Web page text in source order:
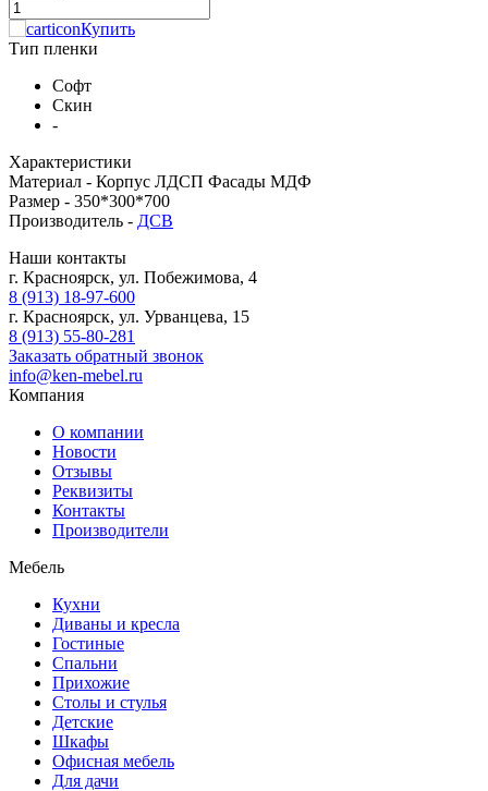
Купить
Тип пленки
Софт
Скин
-
Характеристики
Материал - Корпус ЛДСП Фасады МДФ
Размер - 350*300*700
Производитель - ДСВ
Наши контакты
г. Красноярск, ул. Побежимова, 4
8 (913) 18-97-600
г. Красноярск, ул. Урванцева, 15
8 (913) 55-80-281
Заказать обратный звонок
info@ken-mebel.ru
Компания
О компании
Новости
Отзывы
Реквизиты
Контакты
Производители
Мебель
Кухни
Диваны и кресла
Гостиные
Спальни
Прихожие
Столы и стулья
Детские
Шкафы
Офисная мебель
Для дачи